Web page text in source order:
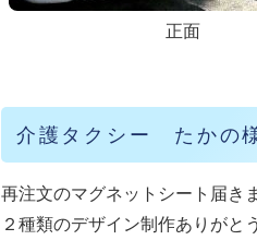
正面
介護タクシー たかの
再注文のマグネットシート届き
２種類のデザイン制作ありがと